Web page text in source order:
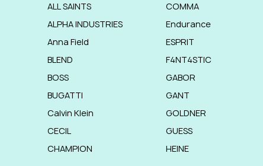
ALL SAINTS
ALPHA INDUSTRIES
Anna Field
BLEND
BOSS
BUGATTI
Calvin Klein
CECIL
CHAMPION
COMMA
Endurance
ESPRIT
F4NT4STIC
GABOR
GANT
GOLDNER
GUESS
HEINE